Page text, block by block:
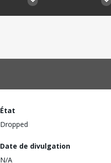
État
Dropped
Date de divulgation
N/A